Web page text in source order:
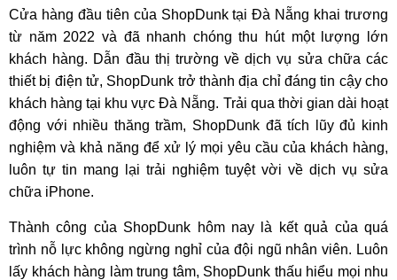
Cửa hàng đầu tiên của ShopDunk tại Đà Nẵng khai trương
từ năm 2022 và đã nhanh chóng thu hút một lượng lớn
khách hàng. Dẫn đầu thị trường về dịch vụ sửa chữa các
thiết bị điện tử, ShopDunk trở thành địa chỉ đáng tin cậy cho
khách hàng tại khu vực Đà Nẵng. Trải qua thời gian dài hoạt
động với nhiều thăng trầm, ShopDunk đã tích lũy đủ kinh
nghiệm và khả năng để xử lý mọi yêu cầu của khách hàng,
luôn tự tin mang lại trải nghiệm tuyệt vời về dịch vụ sửa
chữa iPhone.
Thành công của ShopDunk hôm nay là kết quả của quá
trình nỗ lực không ngừng nghỉ của đội ngũ nhân viên. Luôn
lấy khách hàng làm trung tâm, ShopDunk thấu hiểu mọi nhu